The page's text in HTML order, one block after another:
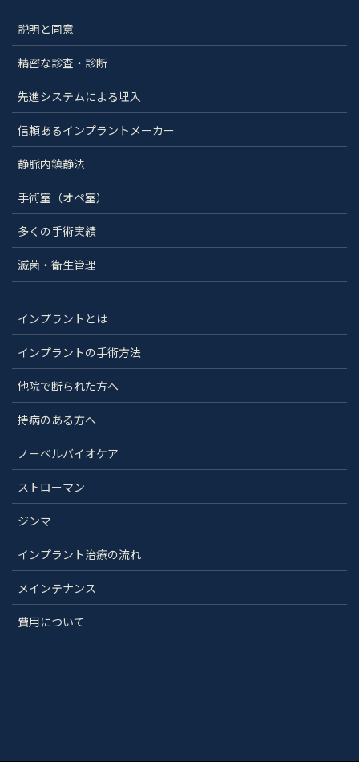
説明と同意
精密な診査・診断
先進システムによる埋入
信頼あるインプラントメーカー
静脈内鎮静法
手術室（オペ室）
多くの手術実績
滅菌・衛生管理
インプラントとは
インプラントの手術方法
他院で断られた方へ
持病のある方へ
ノーベルバイオケア
ストローマン
ジンマ―
インプラント治療の流れ
メインテナンス
費用について